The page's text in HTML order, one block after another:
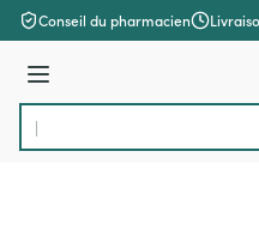
Aller au contenu
Conseil du pharmacien
Menu
Rechercher